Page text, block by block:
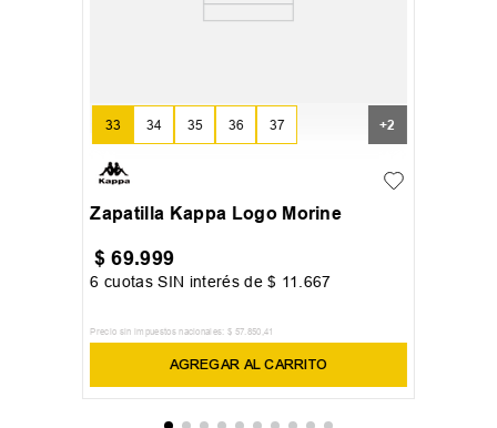
33 34 35 36 37 +2
Zapatilla Kappa Logo Morine
$ 69.999
6 cuotas SIN interés de$ 11.667
Precio sin impuestos nacionales: $ 57.850 ,41
AGREGAR AL CARRITO